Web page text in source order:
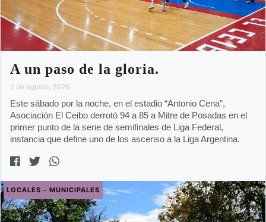
A un paso de la gloria.
2 de agosto, 2026
Este sábado por la noche, en el estadio “Antonio Cena”,
Asociación El Ceibo derrotó 94 a 85 a Mitre de Posadas en el
primer punto de la serie de semifinales de Liga Federal,
instancia que define uno de los ascenso a la Liga Argentina.
LOCALES - MUNICIPALES